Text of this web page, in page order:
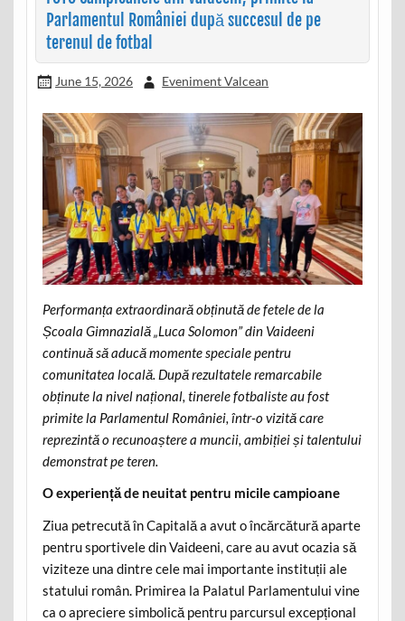
Parlamentul României după succesul de pe
terenul de fotbal
June 15, 2026 Eveniment Valcean
Performanța extraordinară obținută de fetele de la
Școala Gimnazială „Luca Solomon” din Vaideeni
continuă să aducă momente speciale pentru
comunitatea locală. După rezultatele remarcabile
obținute la nivel național, tinerele fotbaliste au fost
primite la Parlamentul României, într-o vizită care
reprezintă o recunoaștere a muncii, ambiției și talentului
demonstrat pe teren.
O experiență de neuitat pentru micile campioane
Ziua petrecută în Capitală a avut o încărcătură aparte
pentru sportivele din Vaideeni, care au avut ocazia să
viziteze una dintre cele mai importante instituții ale
statului român. Primirea la Palatul Parlamentului vine
ca o apreciere simbolică pentru parcursul excepțional